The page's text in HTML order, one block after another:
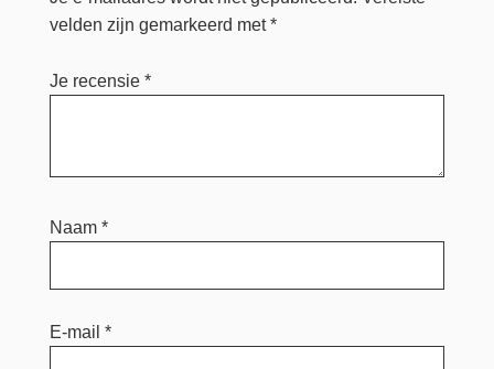
velden zijn gemarkeerd met*
Je recensie *
Naam *
E-mail *